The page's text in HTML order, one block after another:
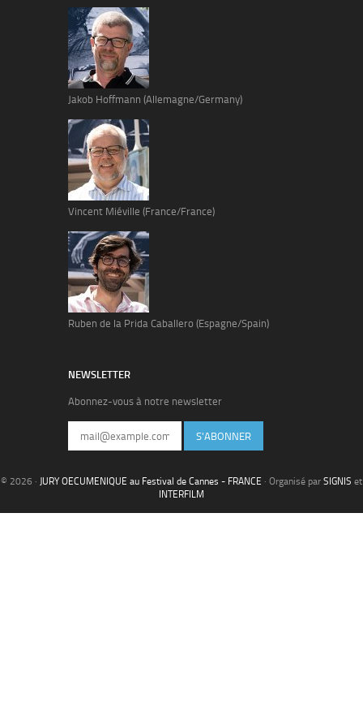
Jakob Hoffmann (Allemagne/Germany)
Vincent Miéville (France/France)
Ruben de la Prida Caballero (Espagne/Spain)
NEWSLETTER
Abonnez-vous à notre newsletter
S'ABONNER
© 2026 · JURY OECUMENIQUE au Festival de Cannes - FRANCE · Organisé par SIGNIS et
INTERFILM